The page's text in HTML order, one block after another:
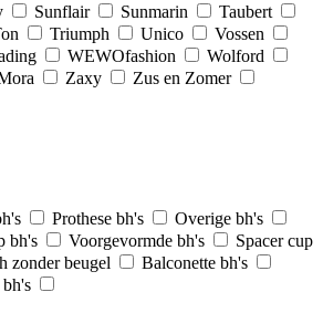
Sunflair Sunmarin
Taubert
Triumph Unico
Vossen
WEWOfashion
Wolford
Zaxy Zus en Zomer
Prothese bh's
Overige bh's
bh's Voorgevormde bh's
Spacer cup
zonder beugel
Balconette bh's
bh's